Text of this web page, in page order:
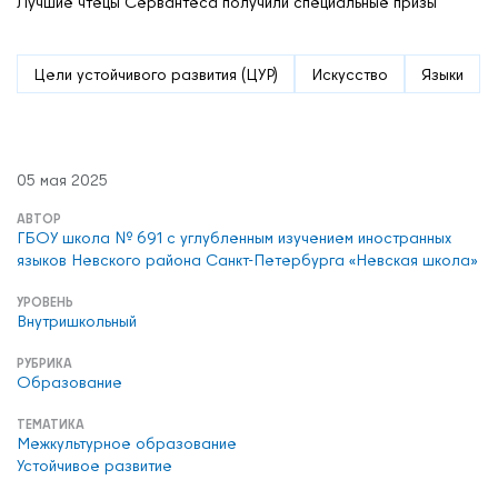
Цели устойчивого развития (ЦУР) Искусство Языки
05 мая 2025
АВТОР
ГБОУ школа № 691 с углубленным изучением иностранных
языков Невского района Санкт-Петербурга «Невская школа»
УРОВЕНЬ
Внутришкольный
РУБРИКА
Образование
ТЕМАТИКА
Межкультурное образование
Устойчивое развитие